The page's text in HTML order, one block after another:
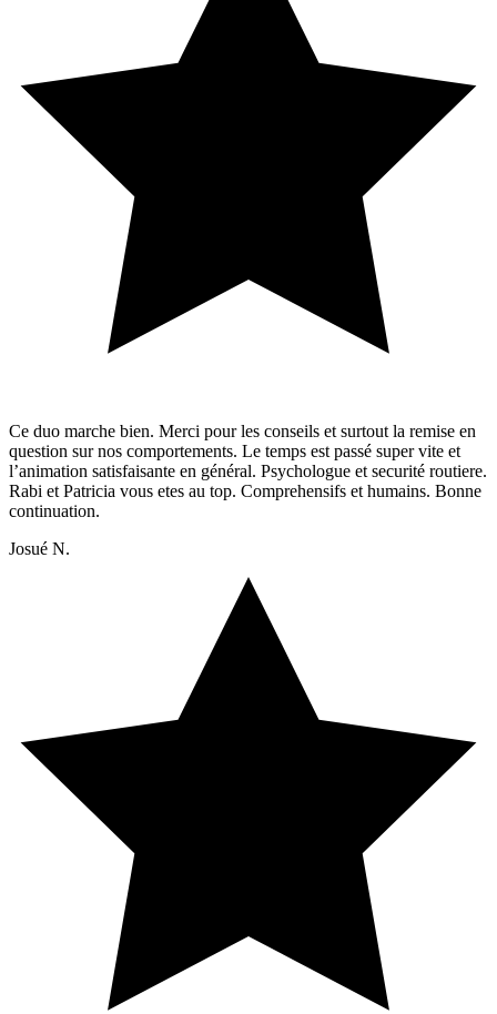
Ce duo marche bien. Merci pour les conseils et surtout la remise en
question sur nos comportements. Le temps est passé super vite et
l’animation satisfaisante en général. Psychologue et securité routiere.
Rabi et Patricia vous etes au top. Comprehensifs et humains. Bonne
continuation.
Josué N.